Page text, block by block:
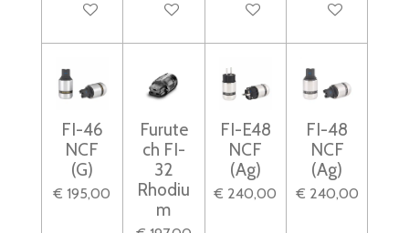
In winkelwagenIn winkelwagenIn winkelwagenIn winkelwagen
FI-46
NCF
(G)
€ 195,00
Furute
ch FI-
32
Rhodiu
m
FI-E48
NCF
(Ag)
€ 240,00
FI-48
NCF
(Ag)
€ 240,00